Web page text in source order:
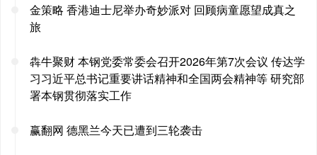
金策略 香港迪士尼举办奇妙派对 回顾病童愿望成真之
旅
犇牛聚财 本钢党委常委会召开2026年第7次会议 传达学
习习近平总书记重要讲话精神和全国两会精神等 研究部
署本钢贯彻落实工作
赢翻网 德黑兰今天已遭到三轮袭击